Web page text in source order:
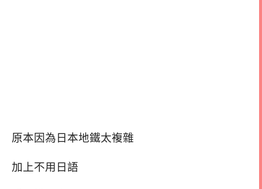
原本因為日本地鐵太複雜
加上不用日語